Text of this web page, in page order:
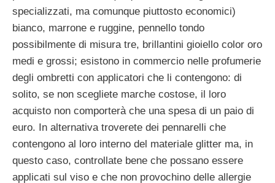
specializzati, ma comunque piuttosto economici)
bianco, marrone e ruggine, pennello tondo
possibilmente di misura tre, brillantini gioiello color oro
medi e grossi; esistono in commercio nelle profumerie
degli ombretti con applicatori che li contengono: di
solito, se non scegliete marche costose, il loro
acquisto non comporterà che una spesa di un paio di
euro. In alternativa troverete dei pennarelli che
contengono al loro interno del materiale glitter ma, in
questo caso, controllate bene che possano essere
applicati sul viso e che non provochino delle allergie